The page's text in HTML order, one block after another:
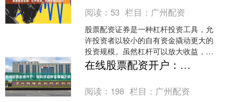
阅读： 53 栏目： 广州配资
股票配资证券是一种杠杆投资工具，允
许投资者以较小的自有资金撬动更大的
投资规模。虽然杠杆可以放大收益，但
同时也增加了风险。 **杠杆的优势** * **
放大收益：....
在线股票配资开户：轻松开启财富增值之旅
阅读： 198 栏目： 广州配资